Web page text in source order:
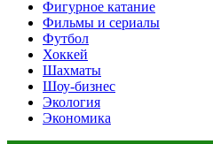
Фигурное катание
Фильмы и сериалы
Футбол
Хоккей
Шахматы
Шоу-бизнес
Экология
Экономика